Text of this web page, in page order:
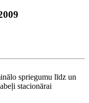
spriegumu līdz un
stacionārai